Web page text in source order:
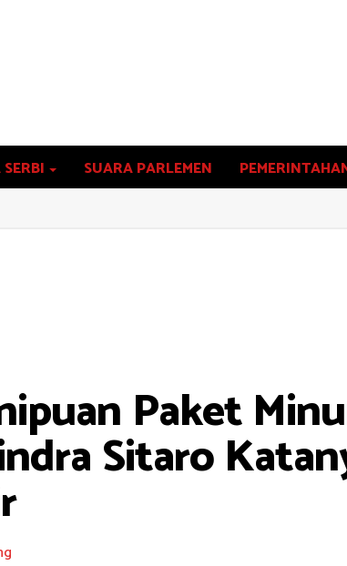
SUARA PARLEMEN
Paket
Sitaro